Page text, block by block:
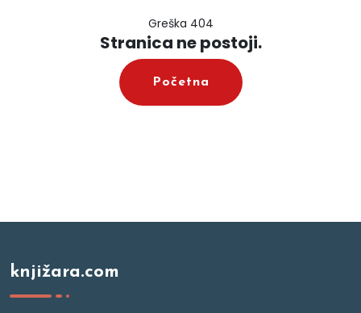
Greška 404
Stranica ne postoji.
Početna
knjižara.com